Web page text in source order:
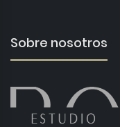
Sobre nosotros